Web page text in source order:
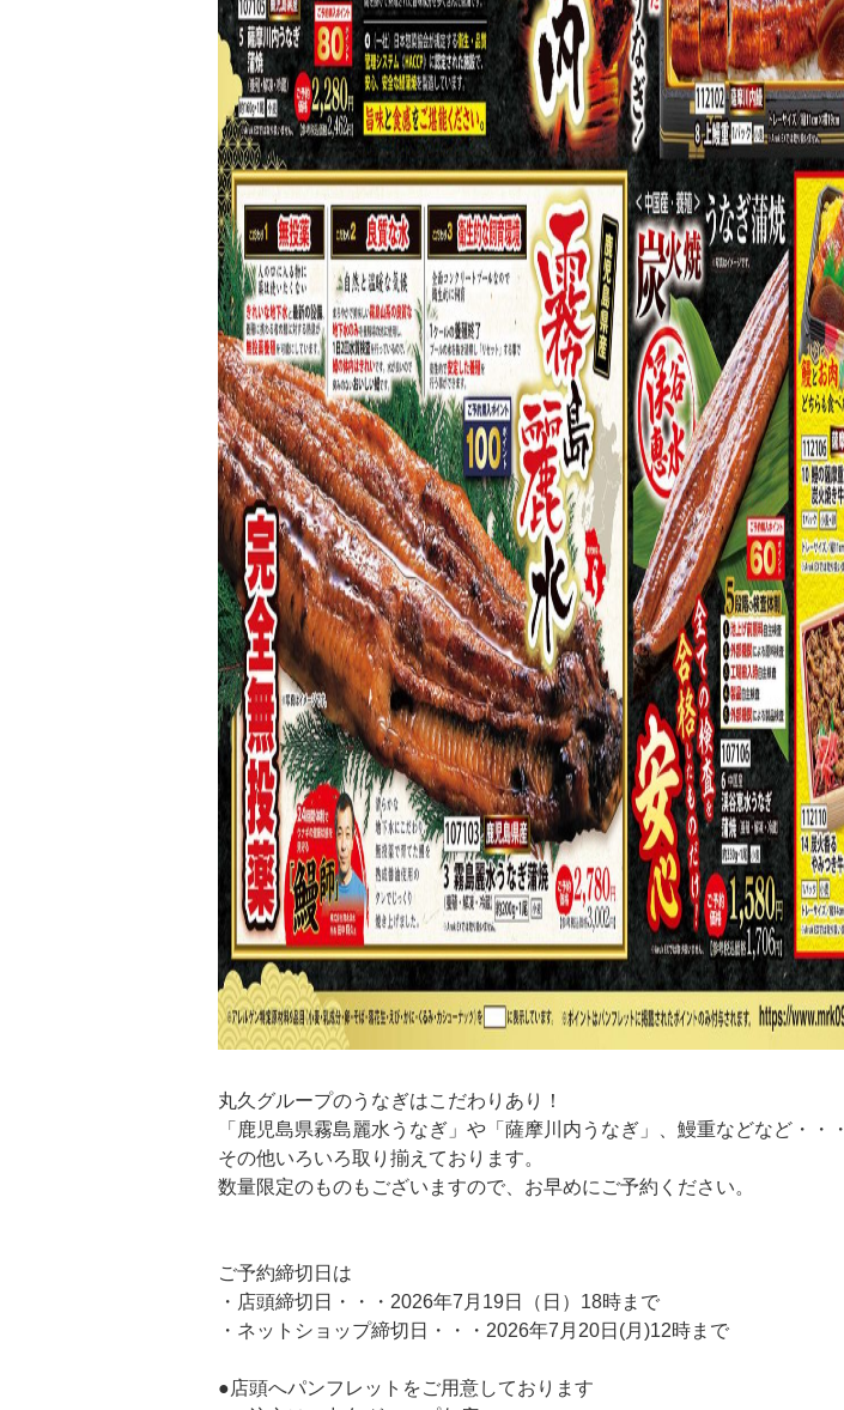
丸久グループのうなぎはこだわりあり！
「鹿児島県霧島麗水うなぎ」や「薩摩川内うなぎ」、鰻重などなど・・・
その他いろいろ取り揃えております。
数量限定のものもございますので、お早めにご予約ください。
ご予約締切日は
・店頭締切日・・・2026年7月19日（日）18時まで
・ネットショップ締切日・・・2026年7月20日(月)12時まで
●店頭へパンフレットをご用意しております